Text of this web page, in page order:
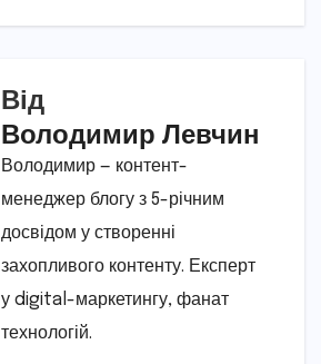
Від
Володимир Левчин
Володимир — контент-
менеджер блогу з 5-річним
досвідом у створенні
захопливого контенту. Експерт
у digital-маркетингу, фанат
технологій.